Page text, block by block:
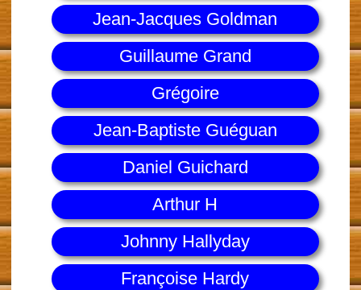
Jean-Jacques Goldman
Guillaume Grand
Grégoire
Jean-Baptiste Guéguan
Daniel Guichard
Arthur H
Johnny Hallyday
Françoise Hardy